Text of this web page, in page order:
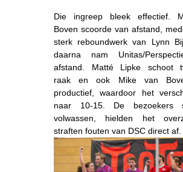
Die ingreep bleek effectief.
Boven scoorde van afstand,
sterk reboundwerk van Lynn
daarna nam Unitas/
afstand. Matté Lipke schoot
raak en ook Mike van
productief, waardoor het
naar 10-15. De bezoekers
volwassen, hielden het
straften fouten van DSC direct af.